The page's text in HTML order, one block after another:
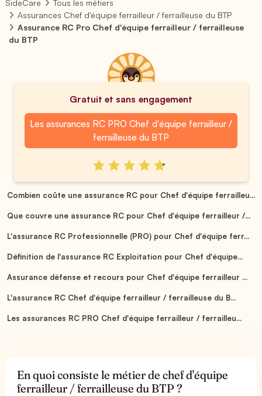
SideCare
Tous les métiers
Assurances Chef d'équipe ferrailleur / ferrailleuse du BTP
Assurance RC Pro Chef d'équipe ferrailleur / ferrailleuse
du BTP
Gratuit et sans engagement
Les assurances RC PRO Chef d'équipe ferrailleur /
ferrailleuse du BTP
Combien coûte une assurance RC pour Chef d'équipe ferrailleu...
Que couvre une assurance RC pour Chef d'équipe ferrailleur /...
L'assurance RC Professionnelle (PRO) pour Chef d'équipe ferr...
Définition de l'assurance RC Exploitation pour Chef d'équipe...
Assurance défense et recours pour Chef d'équipe ferrailleur ...
L'assurance RC Chef d'équipe ferrailleur / ferrailleuse du B...
Les assurances RC PRO Chef d'équipe ferrailleur / ferrailleu...
En quoi consiste le métier de chef d'équipe
ferrailleur / ferrailleuse du BTP ?